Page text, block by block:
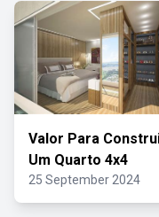
Valor Para
Um Quarto 4x4
25 September 2024